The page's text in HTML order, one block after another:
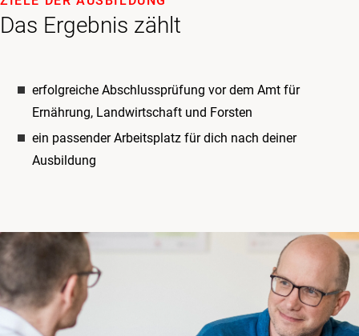
Das Ergebnis zählt
erfolgreiche Abschlussprüfung vor dem Amt für
Ernährung, Landwirtschaft und Forsten
ein passender Arbeitsplatz für dich nach deiner
Ausbildung